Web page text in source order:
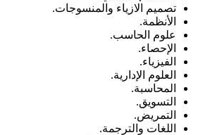
تصميم الازياء والمنسوجات.
الأنظمة.
علوم الحاسب.
الإحصاء.
الفيزياء.
العلوم الإدارية.
المحاسبة.
التسويق.
التمريض.
اللغات والترجمة.